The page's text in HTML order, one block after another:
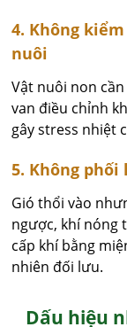
4. Không
nuôi
Vật nuôi non
van điều chỉnh
gây stress nhiệt
5. Không
Gió thổi vào
ngược, khí nóng
cấp khí bằng
nhiên đối lưu.
Dấu hiệu